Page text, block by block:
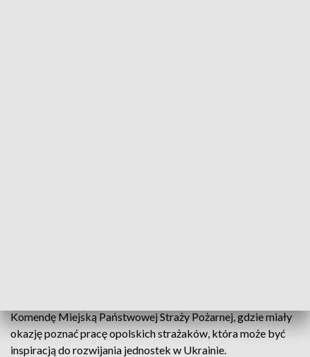
Komendę Miejską Państwowej Straży Pożarnej, gdzie miały
okazję poznać pracę opolskich strażaków, która może być
inspiracją do rozwijania jednostek w Ukrainie.